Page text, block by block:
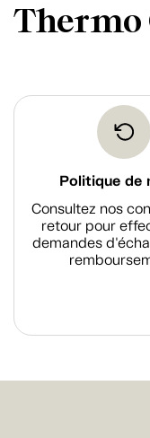
Thermo
Politique de
Consultez nos
retour pour
demandes